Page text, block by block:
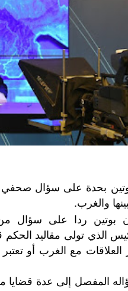
بحدة على سؤال
والغرب.
بوتين ردا على
مع الغرب أو
إلى عدة قضايا